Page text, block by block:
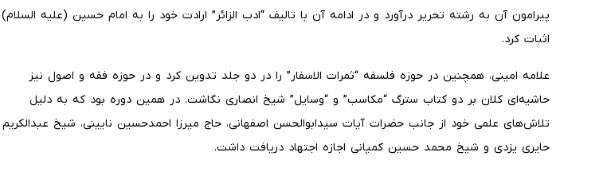
پیرامون آن به رشته تحریر در‌آورد و در ادامه آن با تالیف “ادب الزائر” ارادت خود را به امام حسین (علیه السلام)
اثبات کرد.
علامه امینی، همچنین در حوزه فلسفه “ثمرات الاسفار” را در دو جلد تدوین کرد و در حوزه فقه و اصول نیز
حاشیه‌ای کلان بر دو کتاب سترگ “مکاسب” و “وسایل” شیخ انصاری نگاشت. در همین دوره بود که به دلیل
تلاش‌های علمی خود از جانب حضرات آیات سیدابوالحسن اصفهانی، حاج میرزا احمدحسین نایینی، شیخ عبدالکریم
حایری یزدی و شیخ محمد حسین کمپانی اجازه اجتهاد دریافت داشت.